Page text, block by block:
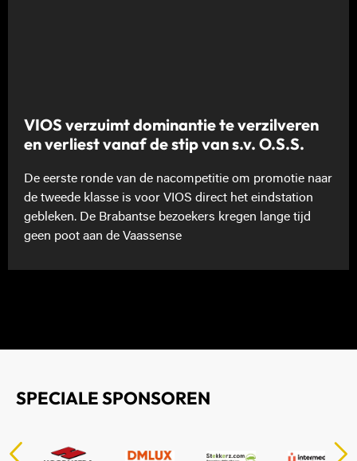
VIOS verzuimt dominantie te verzilveren
en verliest vanaf de stip van s.v. O.S.S.
De eerste ronde van de nacompetitie om promotie naar
de tweede klasse is voor VIOS direct het eindstation
gebleken. De Brabantse bezoekers kregen lange tijd
geen poot aan de Vaassense
SPECIALE SPONSOREN